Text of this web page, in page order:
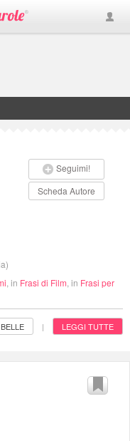
Seguimi!
Scheda Autore
, in Frasi di Film , in Frasi per
| LEGGI TUTTE